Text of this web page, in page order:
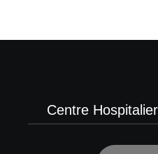
Centre